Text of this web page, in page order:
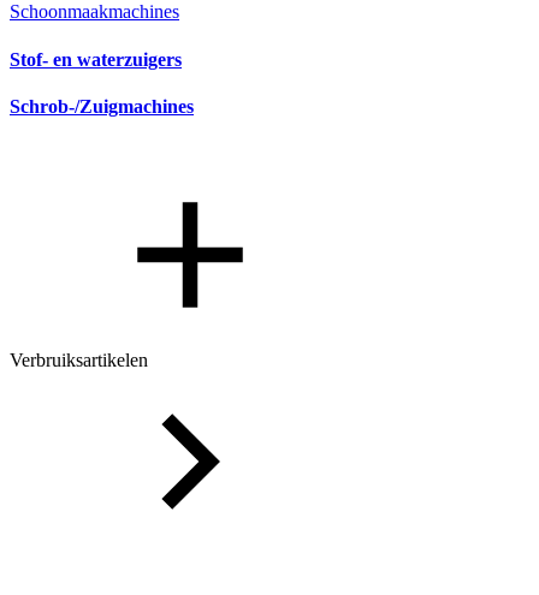
Schoonmaakmachines
Stof- en waterzuigers
Schrob-/Zuigmachines
Verbruiksartikelen